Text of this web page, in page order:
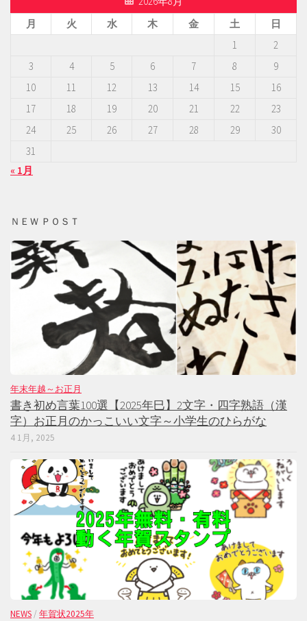
月
火 水 木 金 土
日
1
2
3
4 5 6 7 8
9
10
11 12 13 14 15
16
17
18 19 20 21 22
23
24
25 26 27 28 29
30
31
« 1月
ＮＥＷ ＰＯＳＴ
年末年越～お正月
書き初め言葉100選【2025年巳】2文字・四字熟語（漢
字）お正月のかっこいい文字～小学生のひらがな
4 1月, 2025
NEWS / 年賀状2025年